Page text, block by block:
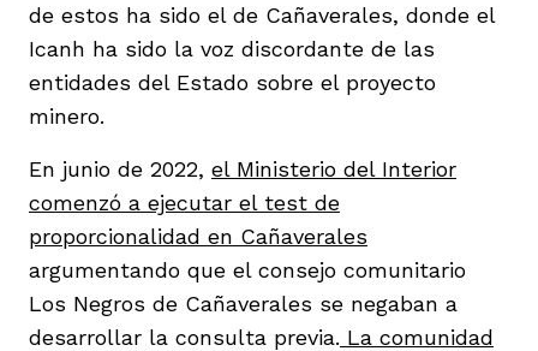
de estos ha sido el de Cañaverales, donde el
Icanh ha sido la voz discordante de las
entidades del Estado sobre el proyecto
minero.
En junio de 2022, el Ministerio del Interior
comenzó a ejecutar el test de
proporcionalidad en Cañaverales
argumentando que el consejo comunitario
Los Negros de Cañaverales se negaban a
desarrollar la consulta previa. La comunidad